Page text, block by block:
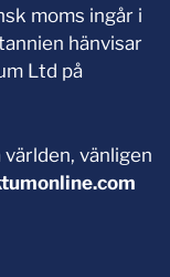
moms ingår i
hänvisar
Ltd på
vänligen